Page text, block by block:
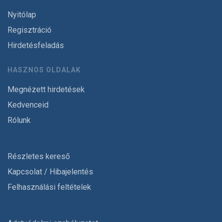
Nyitólap
Regisztráció
Hirdetésfeladás
HASZNOS OLDALAK
Megnézett hirdetések
Kedvenceid
Rólunk
Részletes kereső
Kapcsolat / Hibajelentés
Felhasználási feltételek